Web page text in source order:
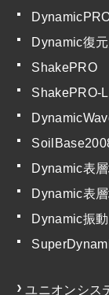
Dynamic復
ShakePRO
ShakePRO-L
Dynamic表
Dynamic表
Dynamic振
ユニオンシス